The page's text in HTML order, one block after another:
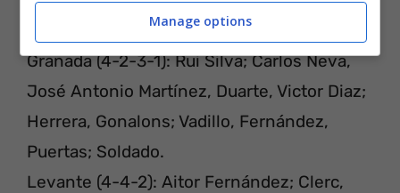
PROBABILI FORMAZIONI
Granada (4-2-3-1): Rui Silva; Carlos Neva,
José Antonio Martínez, Duarte, Victor Diaz;
Herrera, Gonalons; Vadillo, Fernández,
Puertas; Soldado.
Levante (4-4-2): Aitor Fernández; Clerc,
Manage options